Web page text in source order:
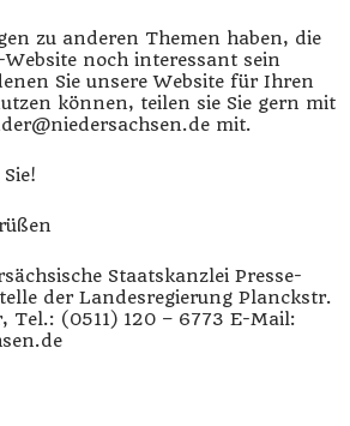
zu anderen Themen haben, die
noch interessant sein
Sie unsere Website für Ihren
können, teilen sie Sie gern mit
mit.
Staatskanzlei Presse-
der Landesregierung Planckstr.
Tel.: (0511) 120 – 6773 E-Mail: